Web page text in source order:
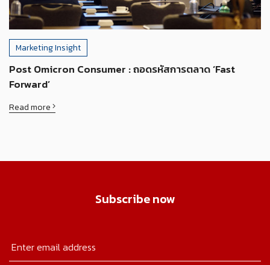
Marketing Insight
Post Omicron Consumer : ถอดรหัสการตลาด ‘Fast
Forward’
Read more
Subscribe now